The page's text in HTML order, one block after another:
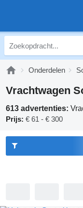
Onderdelen
Vrachtwagen
613 advertenties:
Prijs: € 61 - € 300